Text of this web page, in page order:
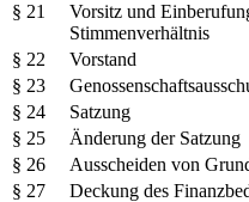
§ 21
Vorsitz und
Stimmenverhältnis
§ 22
Vorstand
§ 23
§ 24
Satzung
§ 25
Änderung der Satzung
§ 26
Ausscheiden von
§ 27
Deckung des